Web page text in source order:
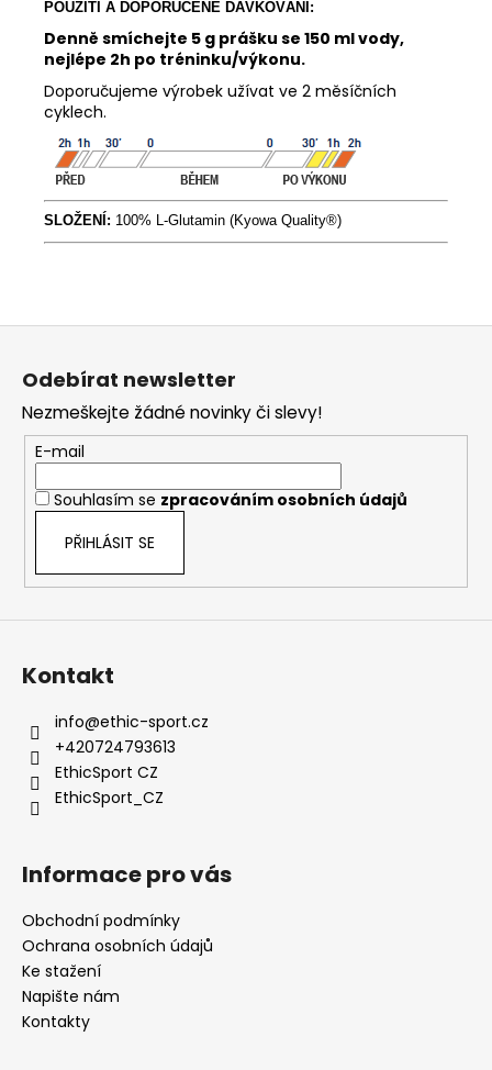
POUŽITÍ A DOPORUČENÉ DÁVKOVÁNÍ:
Denně smíchejte 5 g prášku se 150 ml vody,
nejlépe 2h po tréninku/výkonu.
Doporučujeme výrobek užívat ve 2 měsíčních
cyklech.
SLOŽENÍ: 100% L-Glutamin (Kyowa Quality®)
Odebírat newsletter
Nezmeškejte žádné novinky či slevy!
E-mail
Souhlasím se zpracováním osobních údajů
PŘIHLÁSIT SE
Kontakt
info@ethic-sport.cz
+420724793613
EthicSport CZ
EthicSport_CZ
Informace pro vás
Obchodní podmínky
Ochrana osobních údajů
Ke stažení
Napište nám
Kontakty